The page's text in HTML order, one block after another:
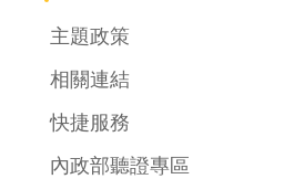
主題政策
相關連結
快捷服務
內政部聽證專區